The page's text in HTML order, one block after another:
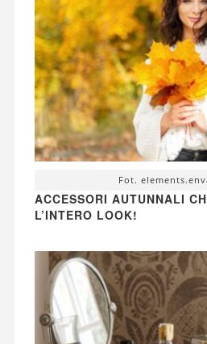
Fot.
ACCESSORI AUTUNNALI
L’INTERO LOOK!